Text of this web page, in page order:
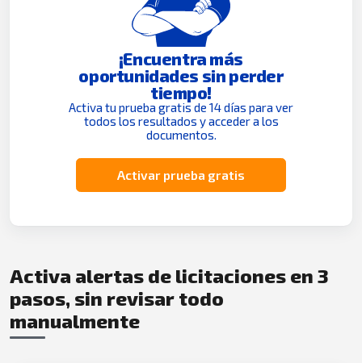
¡Encuentra más
oportunidades sin perder
tiempo!
Activa tu prueba gratis de 14 días para ver
todos los resultados y acceder a los
documentos.
Activar prueba gratis
Activa alertas de licitaciones en 3
pasos, sin revisar todo
manualmente